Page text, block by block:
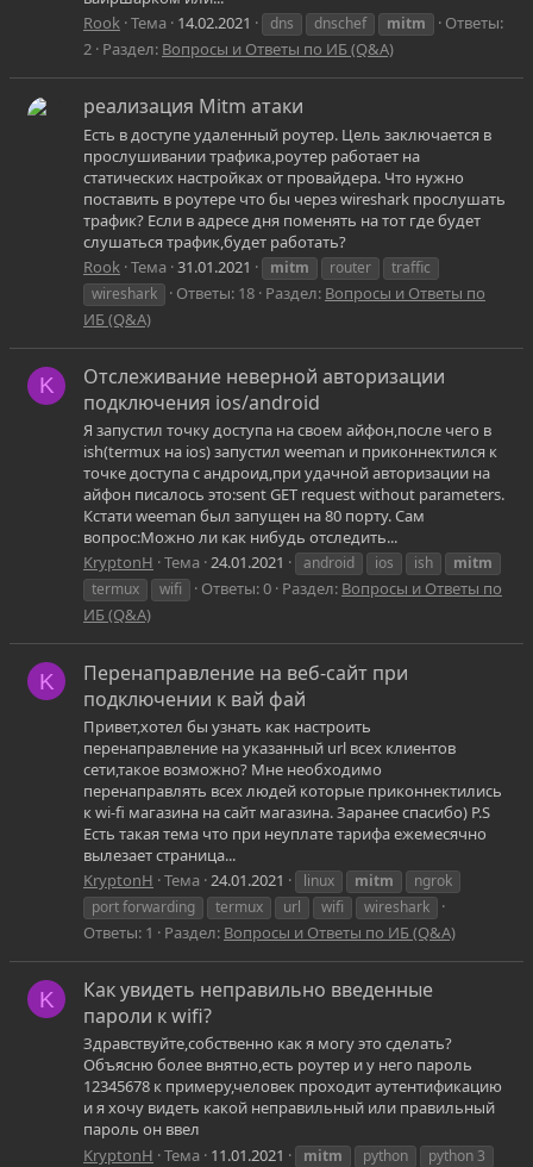
Rook Тема 14.02.2021 dns dnschef mitm
Ответы:
2 Раздел: Вопросы и Ответы по ИБ (Q&A)
реализация Mitm атаки
Есть в доступе удаленный роутер. Цель заключается в
прослушивании трафика,роутер работает на
статических настройках от провайдера. Что нужно
поставить в роутере что бы через wireshark прослушать
трафик? Если в адресе дня поменять на тот где будет
слушаться трафик,будет работать?
Rook Тема 31.01.2021 mitm router
traffic
wireshark
Ответы: 18 Раздел: Вопросы и Ответы по
ИБ (Q&A)
K
Отслеживание неверной авторизации
подключения ios/android
Я запустил точку доступа на своем айфон,после чего в
ish(termux на ios) запустил weeman и приконнектился к
точке доступа с андроид,при удачной авторизации на
айфон писалось это:sent GET request without parameters.
Кстати weeman был запущен на 80 порту. Сам
вопрос:Можно ли как нибудь отследить...
KryptonH Тема 24.01.2021 android ios ish
mitm
termux
wifi Ответы: 0 Раздел: Вопросы и Ответы по
ИБ (Q&A)
K
Перенаправление на веб-сайт при
подключении к вай фай
Привет,хотел бы узнать как настроить
перенаправление на указанный url всех клиентов
сети,такое возможно? Мне необходимо
перенаправлять всех людей которые приконнектились
к wi-fi магазина на сайт магазина. Заранее спасибо) P.S
Есть такая тема что при неуплате тарифа ежемесячно
вылезает страница...
KryptonH Тема 24.01.2021 linux mitm
ngrok
port forwarding
termux url wifi wireshark
Ответы: 1 Раздел: Вопросы и Ответы по ИБ (Q&A)
K
Как увидеть неправильно введенные
пароли к wifi?
Здравствуйте,собственно как я могу это сделать?
Объясню более внятно,есть роутер и у него пароль
12345678 к примеру,человек проходит аутентификацию
и я хочу видеть какой неправильный или правильный
пароль он ввел
KryptonH Тема 11.01.2021 mitm python
python 3